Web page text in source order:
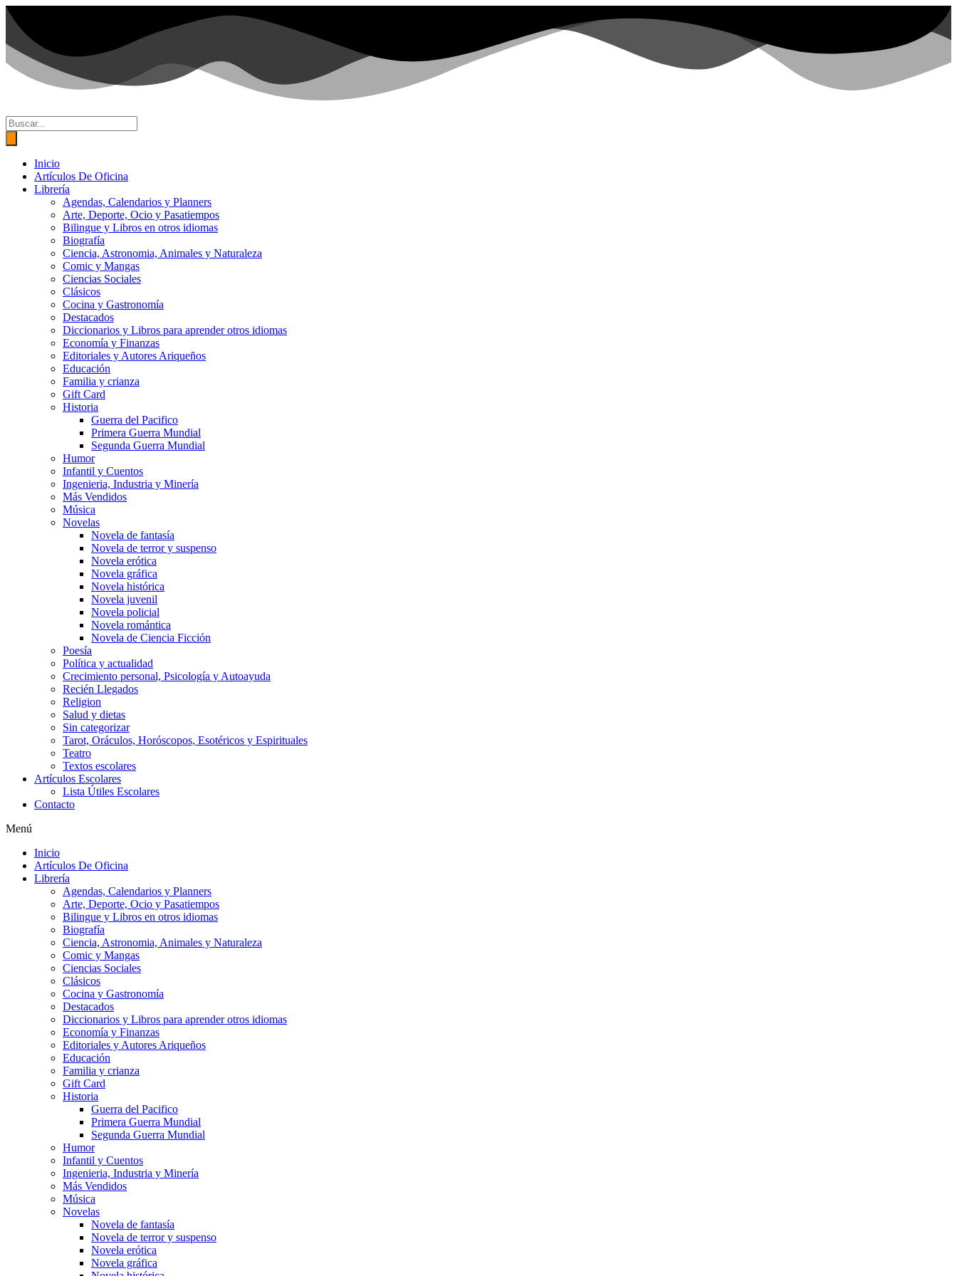
Ir
contenido
Búsqueda
de
productos
Inicio
Artículos De Oficina
Librería
Agendas, Calendarios y Planners
Arte, Deporte, Ocio y Pasatiempos
Bilingue y Libros en otros idiomas
Biografía
Ciencia, Astronomia, Animales y Naturaleza
Comic y Mangas
Ciencias Sociales
Clásicos
Cocina y Gastronomía
Destacados
Diccionarios y Libros para aprender otros idiomas
Economía y Finanzas
Editoriales y Autores Ariqueños
Educación
Familia y crianza
Gift Card
Historia
Guerra del Pacifico
Primera Guerra Mundial
Segunda Guerra Mundial
Humor
Infantil y Cuentos
Ingenieria, Industria y Minería
Más Vendidos
Música
Novelas
Novela de fantasía
Novela de terror y suspenso
Novela erótica
Novela gráfica
Novela histórica
Novela juvenil
Novela policial
Novela romántica
Novela de Ciencia Ficción
Poesía
Política y actualidad
Crecimiento personal, Psicología y Autoayuda
Recién Llegados
Religion
Salud y dietas
Sin categorizar
Tarot, Oráculos, Horóscopos, Esotéricos y Espirituales
Teatro
Textos escolares
Artículos Escolares
Lista Útiles Escolares
Contacto
Menú
Inicio
Artículos De Oficina
Librería
Agendas, Calendarios y Planners
Arte, Deporte, Ocio y Pasatiempos
Bilingue y Libros en otros idiomas
Biografía
Ciencia, Astronomia, Animales y Naturaleza
Comic y Mangas
Ciencias Sociales
Clásicos
Cocina y Gastronomía
Destacados
Diccionarios y Libros para aprender otros idiomas
Economía y Finanzas
Editoriales y Autores Ariqueños
Educación
Familia y crianza
Gift Card
Historia
Guerra del Pacifico
Primera Guerra Mundial
Segunda Guerra Mundial
Humor
Infantil y Cuentos
Ingenieria, Industria y Minería
Más Vendidos
Música
Novelas
Novela de fantasía
Novela de terror y suspenso
Novela erótica
Novela gráfica